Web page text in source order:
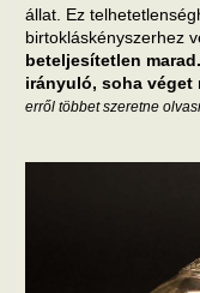
állat. Ez
birtokláskényszerhez
beteljesítetlen
irányuló, soha véget
erről többet szeretne